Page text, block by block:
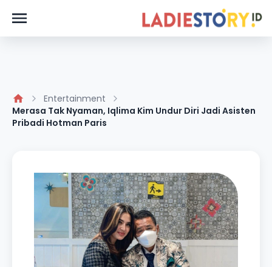
Entertainment
Merasa Tak Nyaman, Iqlima Kim Undur Diri Jadi Asisten
Pribadi Hotman Paris